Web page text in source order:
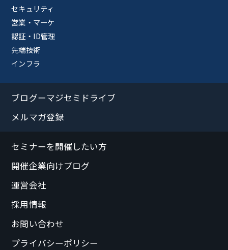
セキュリティ
営業・マーケ
認証・ID管理
先端技術
インフラ
ブログーマジセミドライブ
メルマガ登録
セミナーを開催したい方
開催企業向けブログ
運営会社
採用情報
お問い合わせ
プライバシーポリシー